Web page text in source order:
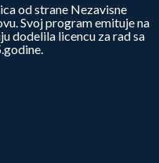
od strane Nezavisne
Svoj program emituje na
dodelila licencu za rad sa